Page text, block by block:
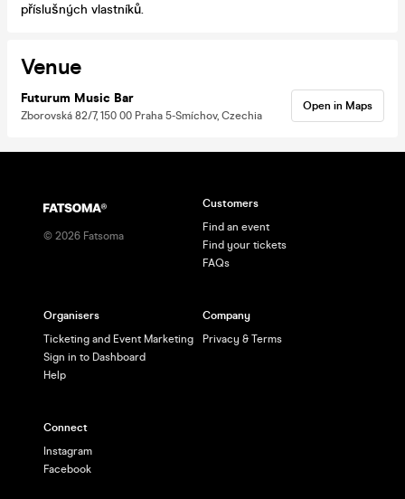
příslušných vlastníků.
Venue
Futurum Music Bar
Zborovská 82/7, 150 00 Praha 5-Smíchov, Czechia
Open in Maps
© 2026 Fatsoma
Customers
Find an event
Find your tickets
FAQs
Organisers
Ticketing and Event Marketing
Sign in to Dashboard
Help
Company
Privacy & Terms
Connect
Instagram
Facebook